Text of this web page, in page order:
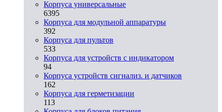
Корпуса универсальные
6395
Корпуса для модульной аппаратуры
392
Корпуса для пультов
533
Корпуса для устройств с индикатором
94
Корпуса устройств сигнализ. и датчиков
162
Корпуса для герметизации
113